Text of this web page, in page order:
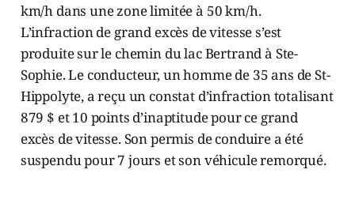
km/h dans une zone limitée à 50 km/h.
L’infraction de grand excès de vitesse s’est
produite sur le chemin du lac Bertrand à Ste-
Sophie. Le conducteur, un homme de 35 ans de St-
Hippolyte, a reçu un constat d’infraction totalisant
879 $ et 10 points d’inaptitude pour ce grand
excès de vitesse. Son permis de conduire a été
suspendu pour 7 jours et son véhicule remorqué.